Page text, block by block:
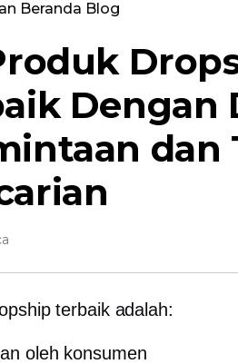
Beranda Blog
Dengan
dan
terbaik adalah:
oleh konsumen